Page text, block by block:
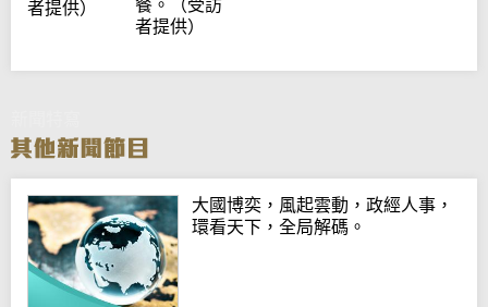
者提供）
餐。（受訪
者提供）
大國博奕，風起雲動，政經人事，
環看天下，全局解碼。